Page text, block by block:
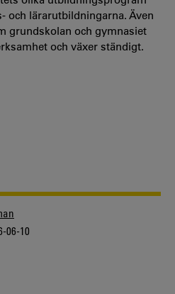
och lärarutbildningarna. Även
grundskolan och gymnasiet
och växer ständigt.
06-10